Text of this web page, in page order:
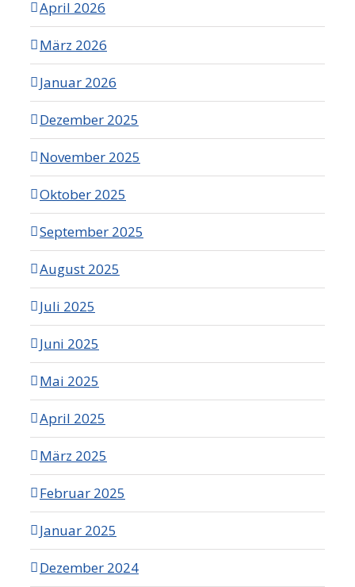
April 2026
März 2026
Januar 2026
Dezember 2025
November 2025
Oktober 2025
September 2025
August 2025
Juli 2025
Juni 2025
Mai 2025
April 2025
März 2025
Februar 2025
Januar 2025
Dezember 2024